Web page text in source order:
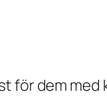
för dem med